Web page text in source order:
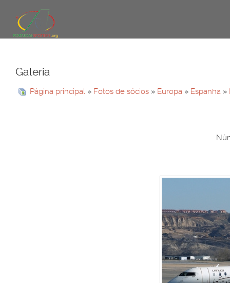
Galeria
Página principal » Fotos de sócios » Europa » Espanha »